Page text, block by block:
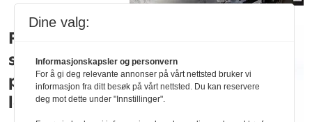
For få
studenthybler
på
leiemarkedet:
Dine valg:
Informasjonskapsler og personvern
For å gi deg relevante annonser på vårt nettsted bruker vi
informasjon fra ditt besøk på vårt nettsted. Du kan reservere
deg mot dette under "Innstillinger".